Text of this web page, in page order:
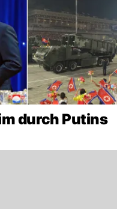
durch Putins